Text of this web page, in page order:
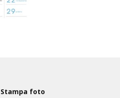
Stampa foto